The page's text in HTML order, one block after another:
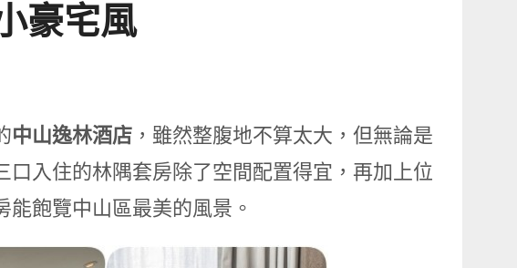
豪宅風
中山逸林酒店，雖然整腹地不算太大，但無論是
入住的林隅套房除了空間配置得宜，再加上位
飽覽中山區最美的風景。